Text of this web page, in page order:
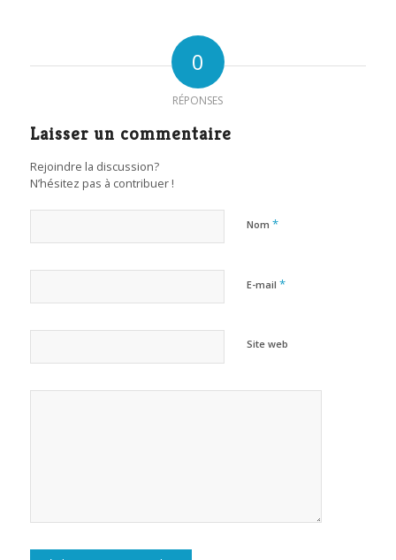
0
RÉPONSES
Laisser un commentaire
Rejoindre la discussion?
N’hésitez pas à contribuer !
Nom *
E-mail *
Site web